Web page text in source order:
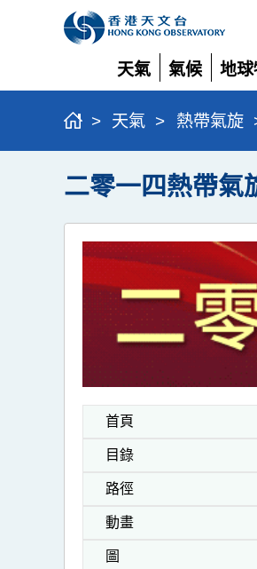
天氣
展
開
氣候
展
開
地
展
開
> 天氣 > 熱帶氣旋
二零一四熱帶氣
首頁
目錄
路徑
動畫
圖